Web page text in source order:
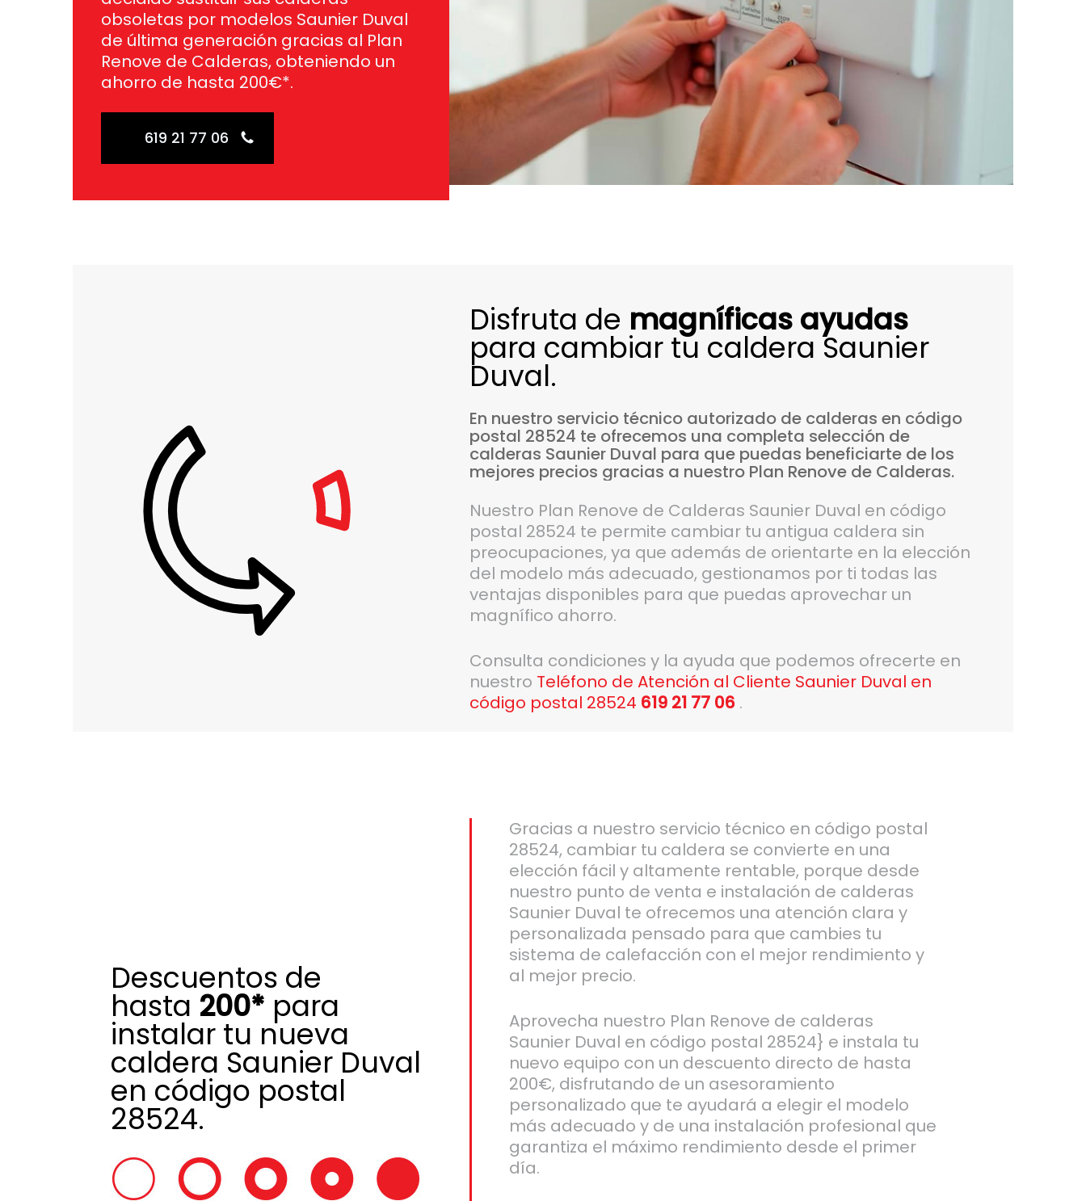
obsoletas por modelos Saunier Duval
de última generación gracias al Plan
Renove de Calderas, obteniendo un
ahorro de hasta 200€*.
619 21 77 06
Disfruta de magníficas ayudas
para cambiar tu caldera Saunier
Duval.
En nuestro servicio técnico autorizado de calderas en código
postal 28524 te ofrecemos una completa selección de
calderas Saunier Duval para que puedas beneficiarte de los
mejores precios gracias a nuestro Plan Renove de Calderas.
Nuestro Plan Renove de Calderas Saunier Duval en código
postal 28524 te permite cambiar tu antigua caldera sin
preocupaciones, ya que además de orientarte en la elección
del modelo más adecuado, gestionamos por ti todas las
ventajas disponibles para que puedas aprovechar un
magnífico ahorro.
Consulta condiciones y la ayuda que podemos ofrecerte en
nuestro Teléfono de Atención al Cliente Saunier Duval en
código postal 28524 619 21 77 06 .
Descuentos de
hasta 200* para
instalar tu nueva
caldera Saunier Duval
en código postal
28524.
Gracias a nuestro servicio técnico en código postal
28524, cambiar tu caldera se convierte en una
elección fácil y altamente rentable, porque desde
nuestro punto de venta e instalación de calderas
Saunier Duval te ofrecemos una atención clara y
personalizada pensado para que cambies tu
sistema de calefacción con el mejor rendimiento y
al mejor precio.
Aprovecha nuestro Plan Renove de calderas
Saunier Duval en código postal 28524} e instala tu
nuevo equipo con un descuento directo de hasta
200€, disfrutando de un asesoramiento
personalizado que te ayudará a elegir el modelo
más adecuado y de una instalación profesional que
garantiza el máximo rendimiento desde el primer
día.